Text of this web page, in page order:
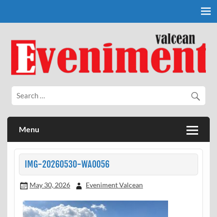
Eveniment Valcean
Menu
IMG-20260530-WA0056
May 30, 2026 Eveniment Valcean